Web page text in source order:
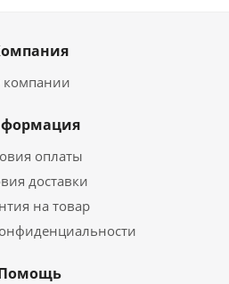
оплаты
доставки
на товар